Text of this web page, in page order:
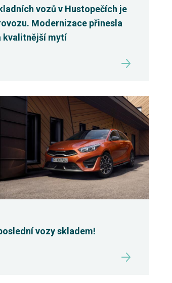
vozů v Hustopečích je
Modernizace přinesla
kvalitnější mytí
vozy skladem!